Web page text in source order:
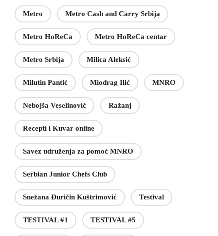
Metro Metro Cash and Carry Srbija
Metro HoReCa Metro HoReCa centar
Metro Srbija Milica Aleksić
Milutin Pantić Miodrag Ilić MNRO
Nebojša Veselinović Ražanj
Recepti i Kuvar online
Savez udruženja za pomoć MNRO
Serbian Junior Chefs Club
Snežana Đuričin Kuštrimović Testival
TESTIVAL #1 TESTIVAL #5